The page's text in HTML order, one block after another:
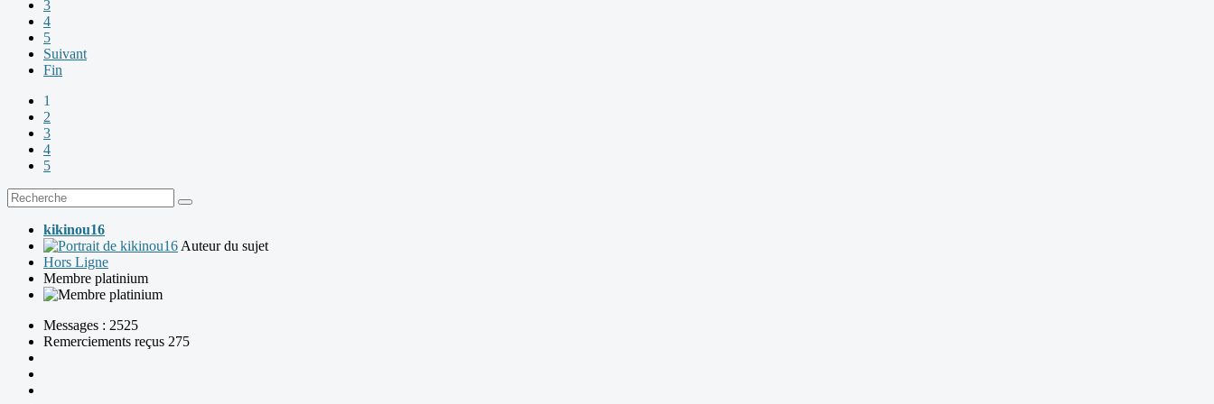
3
4
5
Suivant
Fin
1
2
3
4
5
kikinou16
Auteur du sujet
Hors Ligne
Membre platinium
Messages : 2525
Remerciements reçus 275